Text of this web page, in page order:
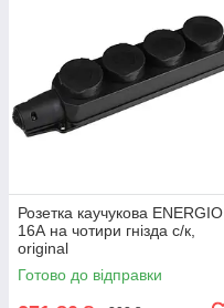
Розетка каучукова ENERGIO
16А на чотири гнізда с/к,
original
Готово до відправки